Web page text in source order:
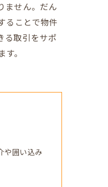
ません。だん
ることで物件
る取引をサポ
。
や囲い込み